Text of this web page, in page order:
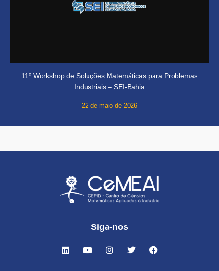
11º Workshop de Soluções Matemáticas para Problemas
Industriais – SEI-Bahia
22 de maio de 2026
Siga-nos